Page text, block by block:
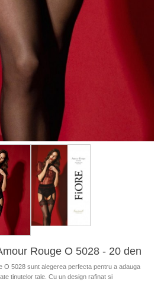
Rouge O 5028 - 20 den
O 5028 sunt alegerea perfecta pentru a adauga
tinutelor tale. Cu un design rafinat si